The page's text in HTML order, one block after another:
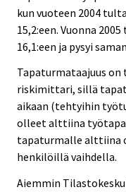
kun vuoteen 2004
15,2:een. Vuonna
16,1:een ja pysyi
Tapaturmataajuus
riskimittari, sillä
aikaan (tehtyihin
olleet alttiina
tapaturmalle alttiina
henkilöillä vaihdella.
Aiemmin